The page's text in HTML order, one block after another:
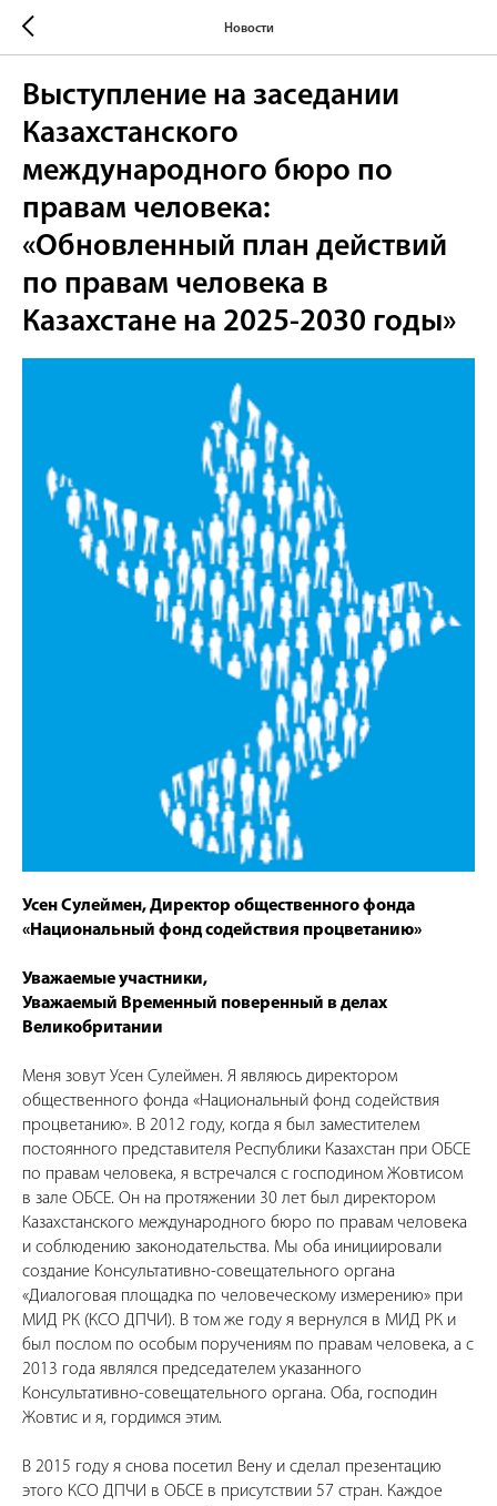
Новости
Выступление на заседании
Казахстанского
международного бюро по
правам человека:
«Обновленный план действий
по правам человека в
Казахстане на 2025-2030 годы»
Усен Сулеймен, Директор общественного фонда
«Национальный фонд содействия процветанию»
Уважаемые участники,
Уважаемый Временный поверенный в делах
Великобритании
Меня зовут Усен Сулеймен. Я являюсь директором
общественного фонда «Национальный фонд содействия
процветанию». В 2012 году, когда я был заместителем
постоянного представителя Республики Казахстан при ОБСЕ
по правам человека, я встречался с господином Жовтисом
в зале ОБСЕ. Он на протяжении 30 лет был директором
Казахстанского международного бюро по правам человека
и соблюдению законодательства. Мы оба инициировали
создание Консультативно-совещательного органа
«Диалоговая площадка по человеческому измерению» при
МИД РК (КСО ДПЧИ). В том же году я вернулся в МИД РК и
был послом по особым поручениям по правам человека, а с
2013 года являлся председателем указанного
Консультативно-совещательного органа. Оба, господин
Жовтис и я, гордимся этим.
В 2015 году я снова посетил Вену и сделал презентацию
этого КСО ДПЧИ в ОБСЕ в присутствии 57 стран. Каждое